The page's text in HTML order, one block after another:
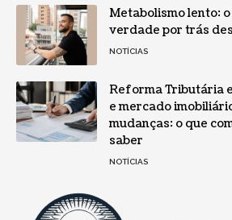
Metabolismo lento:
verdade por trás
NOTÍCIAS
Reforma Tributária
e mercado
mudanças: o que
saber
NOTÍCIAS